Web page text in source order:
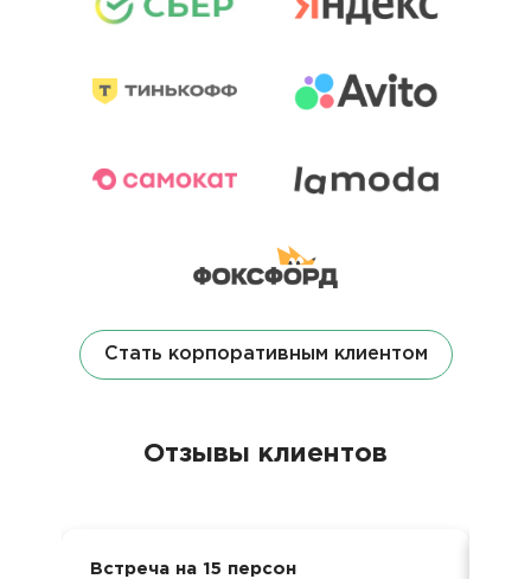
Стать корпоративным клиентом
Отзывы клиентов
Встреча на 15 персон